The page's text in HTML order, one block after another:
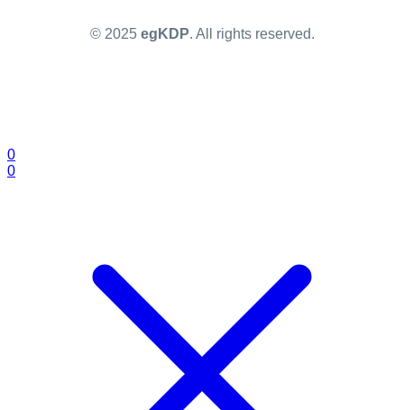
© 2025 egKDP. All rights reserved.
0
0